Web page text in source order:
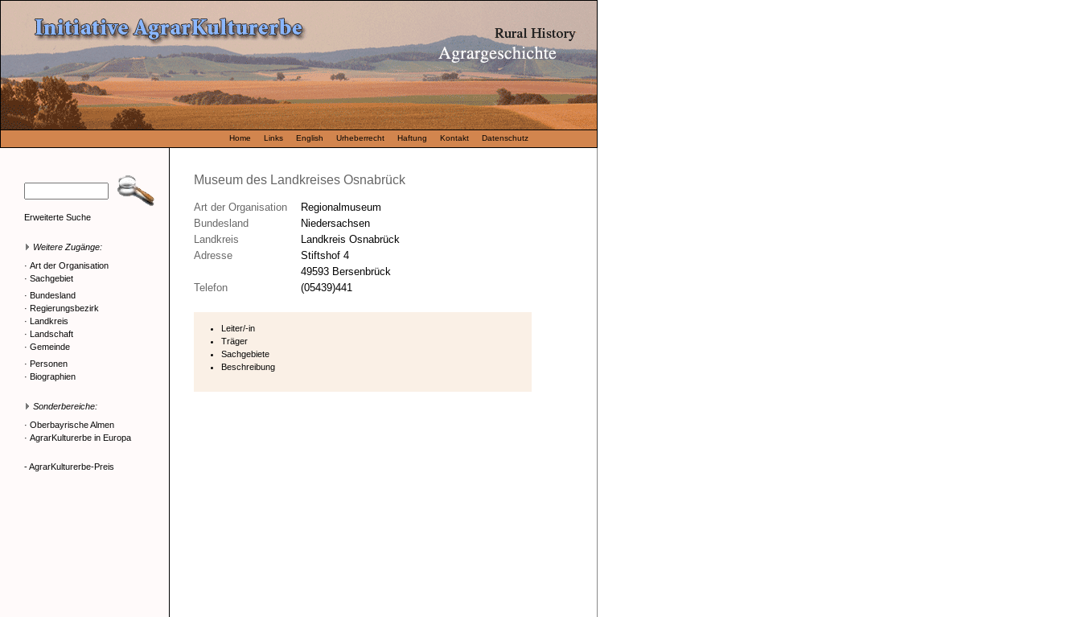
Home Links English Urheberrecht Haftung Kontakt Datenschutz
Erweiterte Suche
Weitere Zugänge:
· Art der Organisation
· Sachgebiet
· Bundesland
· Regierungsbezirk
· Landkreis
· Landschaft
· Gemeinde
· Personen
· Biographien
Sonderbereiche:
· Oberbayrische Almen
· AgrarKulturerbe in Europa
- AgrarKulturerbe-Preis
Museum des Landkreises Osnabrück
Art der Organisation
Regionalmuseum
Bundesland
Niedersachsen
Landkreis
Landkreis Osnabrück
Adresse
Stiftshof 4
49593 Bersenbrück
Telefon
(05439)441
Leiter/-in
Träger
Sachgebiete
Beschreibung